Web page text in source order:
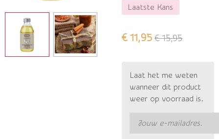
Laatste Kans
€ 11,95 € 15,95
Laat het me weten
wanneer dit product
weer op voorraad is.